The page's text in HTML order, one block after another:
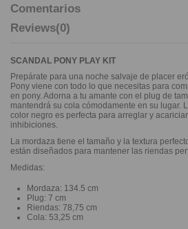
Comentarios
Reviews(0)
SCANDAL PONY PLAY KIT
Prepárate para una noche salvaje de placer
Pony viene con todo lo que necesitas para
en pony. Adorna a tu amante con el plug de
mantendrá su cola cómodamente en su lugar.
color negro es perfecta para arreglar y
inhibiciones.
La mordaza tiene el tamaño y la textura
están diseñados para mantener las riendas
Medidas:
Mordaza: 134.5 cm
Plug: 7 cm
Riendas: 78,75 cm
Cola: 53,25 cm